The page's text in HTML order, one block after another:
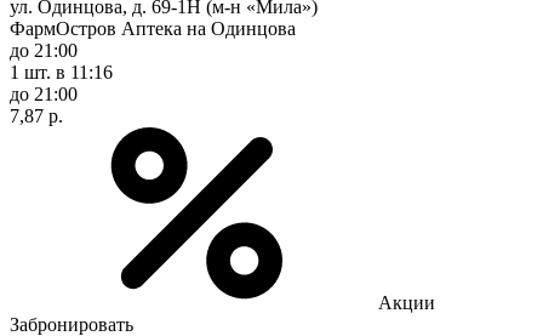
ул. Одинцова, д. 69-1Н (м-н «Мила»)
ФармОстров Аптека на Одинцова
до 21:00
1 шт. в 11:16
до 21:00
7,87 р.
Акции
Забронировать